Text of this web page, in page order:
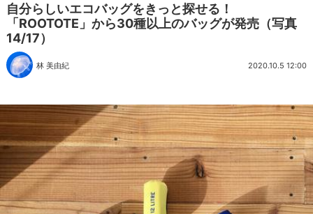
自分らしいエコバッグをきっと探せる！
「ROOTOTE」から30種以上のバッグが発売（写真
14/17）
林 美由紀 2020.10.5 12:00